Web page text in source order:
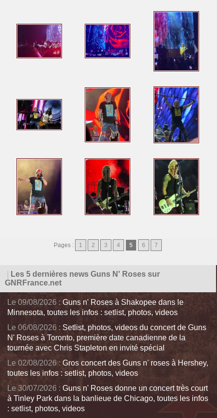
Pages : 1 2 3 4 5 6 7
Les 5 dernières news Guns N' Roses sur
GNRFrance.net
Le 09/08/2026 : Guns n' Roses à Shakopee dans le
Minnesota, toutes les infos : setlist, photos, videos
Le 06/08/2026 : Setlist, photos, videos du concert de Guns
N' Roses à Toronto, première date canadienne de la
tournée avec Chris Stapleton en invité spécial
Le 02/08/2026 : Gros concert des Guns n' roses à Hershey,
toutes les infos : setlist, photos, videos
Le 30/07/2026 : Guns n' Roses donne un concert très court
à Tinley Park dans la banlieue de Chicago, toutes les infos
: setlist, photos, videos